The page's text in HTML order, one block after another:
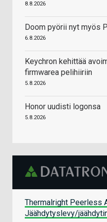
8.8.2026
Doom pyörii nyt myös
6.8.2026
Keychron kehittää
firmwarea pelihiiriin
5.8.2026
Honor uudisti logonsa
5.8.2026
Thermalright Peerless
Jäähdytyslevy/